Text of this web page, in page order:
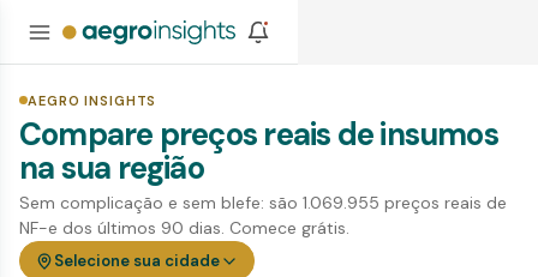
AEGRO INSIGHTS
Compare preços reais de insumos
na sua região
Sem complicação e sem blefe: são 1.069.955 preços reais de
NF-e dos últimos 90 dias. Comece grátis.
Selecione sua cidade